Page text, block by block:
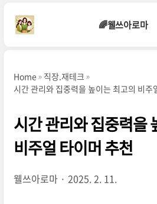
🌈웰쓰아로마
Home
직장.재테크
시간 관리와 집중력을 높이는 최고의 비주
시간 관리와 집중력을
비주얼 타이머 추천
웰쓰아로마 2025. 2. 11.